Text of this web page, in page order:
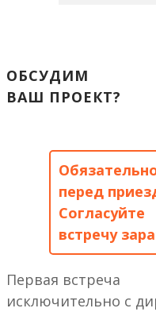
ОБСУДИМ
ВАШ ПРОЕКТ?
перед
Согласуйте
встречу
Первая встреча
исключительно с